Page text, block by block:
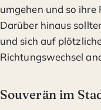
umgehen und so ihre
Darüber hinaus
und sich auf
Richtungswechsel
Souverän im